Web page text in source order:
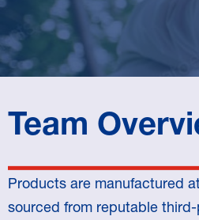
Team
Products are manufactured
sourced from reputable